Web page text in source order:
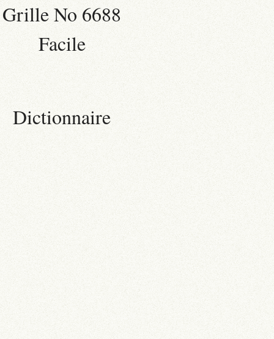
Grille No 6688
Facile
Dictionnaire